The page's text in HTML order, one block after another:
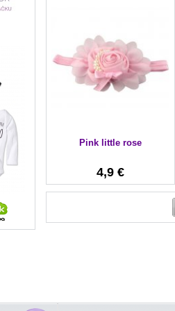
Pink little rose
4,9 €